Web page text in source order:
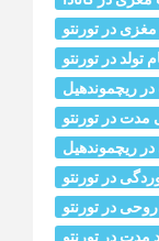
در تورنتو
در تورنتو
ریچموندهیل
مدت در تورنتو
ریچموندهیل
در تورنتو
در تورنتو
مدت در تورنتو